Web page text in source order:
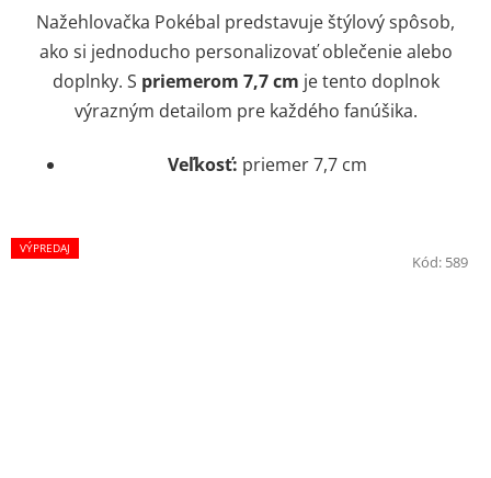
Nažehlovačka Pokébal predstavuje štýlový spôsob,
ako si jednoducho personalizovať oblečenie alebo
doplnky. S priemerom 7,7 cm je tento doplnok
výrazným detailom pre každého fanúšika.
Veľkosť: priemer 7,7 cm
VÝPREDAJ
Kód: 589